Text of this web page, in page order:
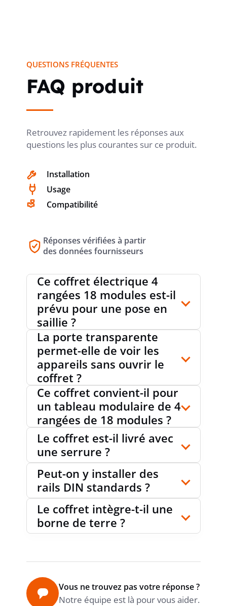
AVEC PLAQUE DE MONTAGE
RAIL DIN
PLOMBABLE
EXÉCUTION CEM
NUMÉRO RAL 9003
PORTE POUR TRANSMISSION DU SIGNAL
TYPE DE PORTE
PRODUCT CARBON
FOOTPRINT (CO2)
Déclaration du
QUESTIONS FRÉQUENTES
FAQ produit
Retrouvez rapidement les réponses aux
questions les plus courantes sur ce produit.
Installation
Usage
Compatibilité
Réponses vérifiées à partir
des données fournisseurs
Ce coffret électrique 4
rangées 18 modules est-il
prévu pour une pose en
saillie ?
La porte transparente
permet-elle de voir les
appareils sans ouvrir le
coffret ?
Ce coffret convient-il pour
un tableau modulaire de 4
rangées de 18 modules ?
Le coffret est-il livré avec
une serrure ?
Peut-on y installer des
rails DIN standards ?
Le coffret intègre-t-il une
borne de terre ?
Vous ne trouvez pas votre réponse ?
Notre équipe est là pour vous aider.